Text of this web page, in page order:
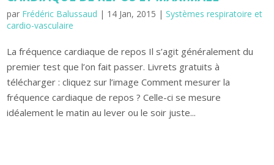
par Frédéric Balussaud | 14 Jan, 2015 |Systèmes respiratoire et
cardio-vasculaire
La fréquence cardiaque de repos Il s’agit généralement du
premier test que l’on fait passer. Livrets gratuits à
télécharger : cliquez sur l’image Comment mesurer la
fréquence cardiaque de repos ? Celle-ci se mesure
idéalement le matin au lever ou le soir juste...